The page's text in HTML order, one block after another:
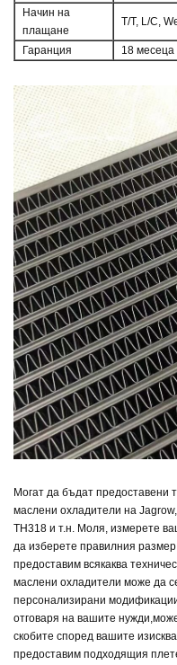
Начин на
плащане
T/T, L/C,
Гаранция 18 месеца
Могат да бъдат предоставени
маслени охладители на
TH318 и т.н. Моля, измерете
да изберете правилния
предоставим всякаква
маслени охладители може да
персонализирани
отговаря на вашите нужди,
скобите според вашите
предоставим подходящия